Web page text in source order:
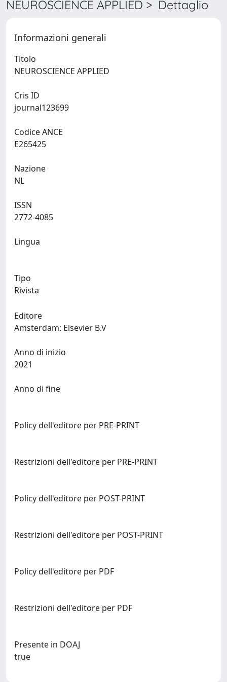
NEUROSCIENCE APPLIED > Dettaglio
Informazioni generali
Titolo
Cris ID
Codice ANCE
Nazione
ISSN
Lingua
Tipo
Rivista
Editore
Anno di inizio
Anno di fine
Policy dell'editore per PRE-PRINT
Restrizioni dell'editore per PRE-PRINT
Policy dell'editore per POST-PRINT
Restrizioni dell'editore per POST-PRINT
Policy dell'editore per PDF
Restrizioni dell'editore per PDF
Presente in DOAJ